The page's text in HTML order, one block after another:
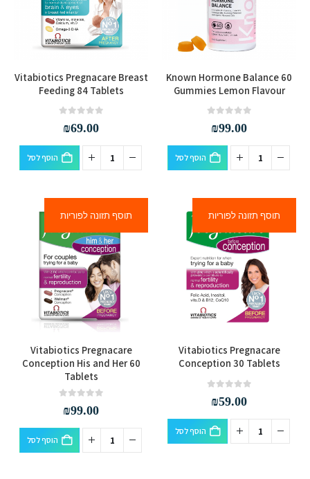
Known Hormone Balance 60
Gummies Lemon Flavour
₪99.00
הוסף לסל
Vitabiotics Pregnacare Breast
Feeding 84 Tablets
₪69.00
הוסף לסל
תוסף תזונה לפוריות
Vitabiotics Pregnacare
Conception 30 Tablets
₪59.00
הוסף לסל
תוסף תזונה לפוריות
Vitabiotics Pregnacare
Conception His and Her 60
Tablets
₪99.00
הוסף לסל